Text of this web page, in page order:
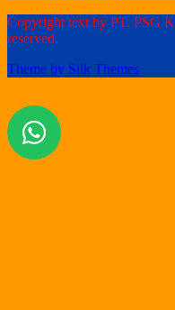
Copyright text by PT. PSG
reserved
Theme by Silk Themes